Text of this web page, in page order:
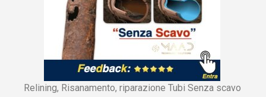
Relining, Risanamento, riparazione Tubi Senza scavo